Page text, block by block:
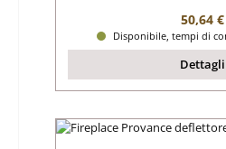
Prezzo
50,64 €
Disponibile, tempi di
Dettagli